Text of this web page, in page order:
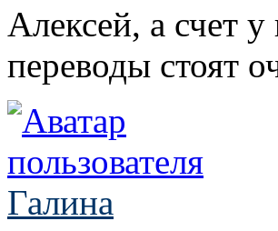
Алексей, а счет
переводы стоят
Галина